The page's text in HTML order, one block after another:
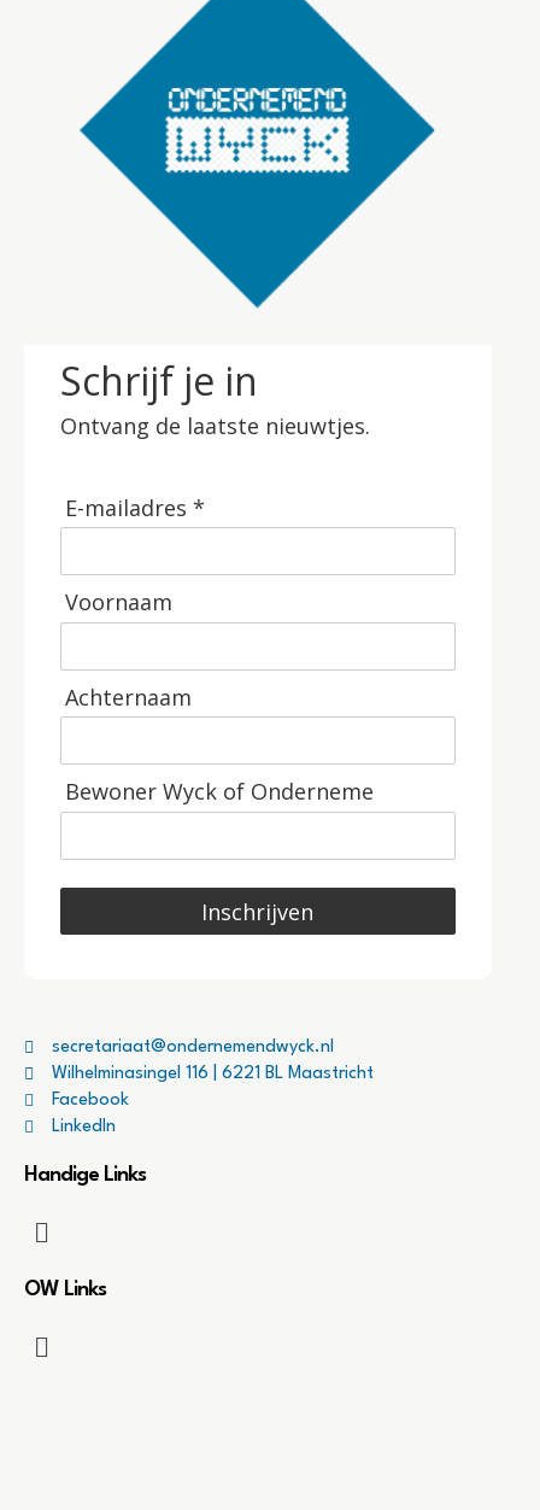
Schrijf je in
Ontvang de laatste nieuwtjes.
E-mailadres *
Voornaam
Achternaam
Bewoner Wyck of Onderneme
Inschrijven
secretariaat@ondernemendwyck.nl
Wilhelminasingel 116 | 6221 BL Maastricht
Facebook
LinkedIn
Handige Links
OW Links